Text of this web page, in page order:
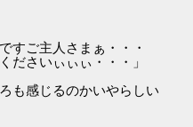
すご主人さまぁ・・・
いぃぃぃ・・・」
も感じるのかいやらしい